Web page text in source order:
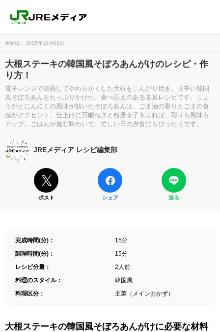
更新日： 2025年10月03日
大根ステーキの韓国風そぼろあんがけのレシピ・作
り方！
電子レンジで加熱してやわらかくした大根をこんがり焼き、甘辛い韓国
風そぼろあんをたっぷりかけた、食べ応えのある主菜レシピです。しょ
うがとにんにくの風味が効いたそぼろあんは、ごま油の香りとごまの食
感がアクセント。仕上げに万能ねぎと粉唐辛子をふれば、彩りも風味も
アップ。ごはんが進む味わいで、忙しい日の夕食にもぴったりです。
JREメディア レシピ編集部
ポスト シェア 送る
完成時間(分)：
15分
調理時間(分)：
15分
レシピ分量：
2人前
料理のスタイル：
韓国風
料理区分：
主菜（メインおかず）
大根ステーキの韓国風そぼろあんがけに必要な材料